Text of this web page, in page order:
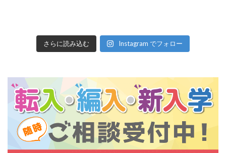
さらに読み込む Instagram でフォロー